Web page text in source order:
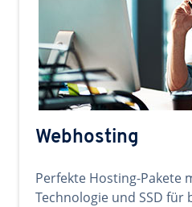
Webhosting
Perfekte Hosting-Pakete
Technologie und SSD für